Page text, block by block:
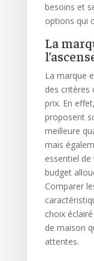
besoins et
options qui
La
La marque
des critères
prix. En
proposent
meilleure
mais
essentiel
budget
Comparer
choix
de maison
attentes.